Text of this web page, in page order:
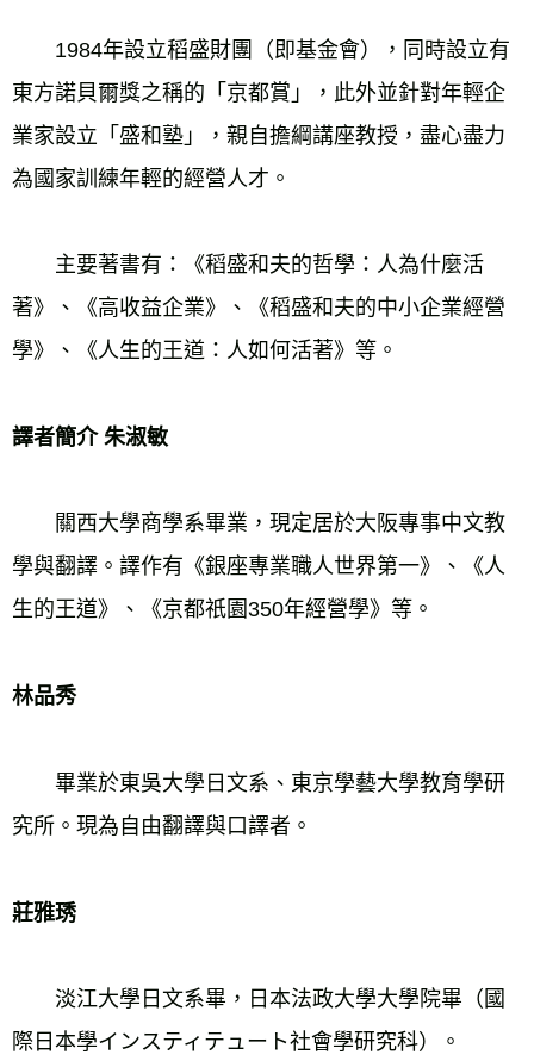
1984年設立稻盛財團（即基金會），同時設立有
東方諾貝爾獎之稱的「京都賞」，此外並針對年輕企
業家設立「盛和塾」，親自擔綱講座教授，盡心盡力
為國家訓練年輕的經營人才。
主要著書有：《稻盛和夫的哲學：人為什麼活
著》、《高收益企業》、《稻盛和夫的中小企業經營
學》、《人生的王道：人如何活著》等。
譯者簡介 朱淑敏
關西大學商學系畢業，現定居於大阪專事中文教
學與翻譯。譯作有《銀座專業職人世界第一》、《人
生的王道》、《京都祇園350年經營學》等。
林品秀
畢業於東吳大學日文系、東京學藝大學教育學研
究所。現為自由翻譯與口譯者。
莊雅琇
淡江大學日文系畢，日本法政大學大學院畢（國
際日本學インスティテュート社會學研究科）。